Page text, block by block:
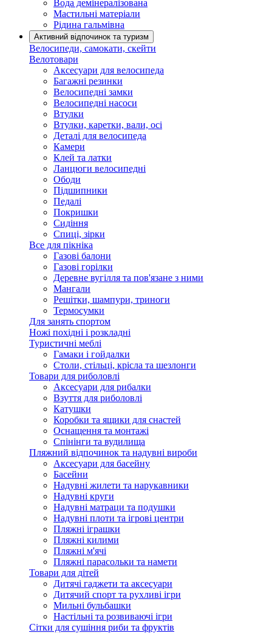
Вода демінералізована
Мастильні матеріали
Рідина гальмівна
Активний відпочинок та туризм
Велосипеди, самокати, скейти
Велотовари
Аксесуари для велосипеда
Багажні резинки
Велосипедні замки
Велосипедні насоси
Втулки
Втулки, каретки, вали, осі
Деталі для велосипеда
Камери
Клей та латки
Ланцюги велосипедні
Ободи
Підшипники
Педалі
Покришки
Сидіння
Спиці, зірки
Все для пікніка
Газові балони
Газові горілки
Деревне вугілля та пов'язане з ними
Мангали
Решітки, шампури, триноги
Термосумки
Для занять спортом
Ножі похідні і розкладні
Туристичні меблі
Гамаки і гойдалки
Столи, стільці, крісла та шезлонги
Товари для риболовлі
Аксесуари для рибалки
Взуття для риболовлі
Катушки
Коробки та ящики для снастей
Оснащення та монтажі
Спінінги та вудилища
Пляжний відпочинок та надувні вироби
Аксесуари для басейну
Басейни
Надувні жилети та нарукавники
Надувні круги
Надувні матраци та подушки
Надувні плоти та ігрові центри
Пляжні іграшки
Пляжні килими
Пляжні м'ячі
Пляжні парасольки та намети
Товари для дітей
Дитячі гаджети та аксесуари
Дитячий спорт та рухливі ігри
Мильні бульбашки
Настільні та розвиваючі ігри
Сітки для сушіння риби та фруктів